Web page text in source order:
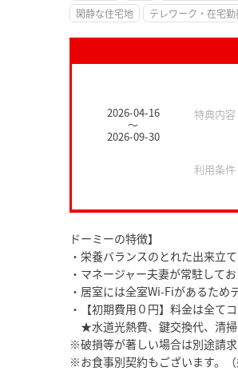
閑静な住宅地
テレワーク・在宅
2026-04-16
～
2026-09-30
特典内容
利用条件
ドーミーの特徴】
・栄養バランスのとれた出来立
・マネージャー夫妻が常駐して
・居室には全室Wi-Fiがあるため
・【初期費用０円】料金は全て
★水道光熱費、鍵交換代、清
※破損等が著しい場合は別途請求
※お食事別契約もございます。（